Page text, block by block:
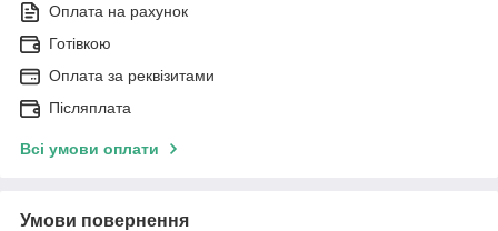
Оплата на рахунок
Готівкою
Оплата за реквізитами
Післяплата
Всі умови оплати
Умови повернення